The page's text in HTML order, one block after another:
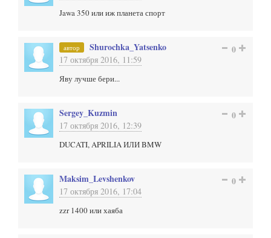
Jawa 350 или иж планета спорт
автор Shurochka_Yatsenko
17 октября 2016, 11:59
0
Яву лучше бери...
Sergey_Kuzmin
17 октября 2016, 12:39
0
DUCATI, APRILIA ИЛИ BMW
Maksim_Levshenkov
17 октября 2016, 17:04
0
zzr 1400 или хаяба